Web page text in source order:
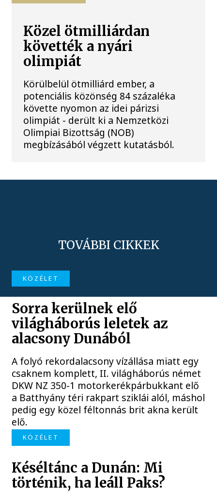
Közel ötmilliárdan
követték a nyári
olimpiát
Körülbelül ötmilliárd ember, a
potenciális közönség 84 százaléka
követte nyomon az idei párizsi
olimpiát - derült ki a Nemzetközi
Olimpiai Bizottság (NOB)
megbízásából végzett kutatásból.
TOVÁBBI CIKKEK
KÖZÉLET
Sorra kerülnek elő
világháborús leletek az
alacsony Dunából
A folyó rekordalacsony vízállása miatt egy
csaknem komplett, II. világháborús német
DKW NZ 350-1 motorkerékpárbukkant elő
a Batthyány téri rakpart sziklái alól, máshol
pedig egy közel féltonnás brit akna került
elő.
KÖZÉLET
Késéltánc a Dunán: Mi
történik, ha leáll Paks?